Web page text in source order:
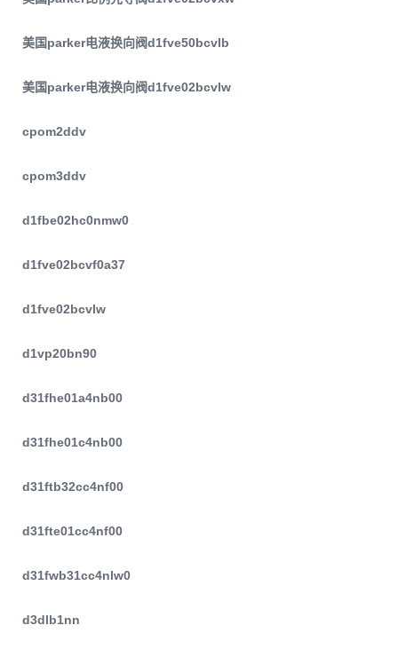
美国parker电液换向阀d1fve50bcvlb
美国parker电液换向阀d1fve02bcvlw
cpom2ddv
cpom3ddv
d1fbe02hc0nmw0
d1fve02bcvf0a37
d1fve02bcvlw
d1vp20bn90
d31fhe01a4nb00
d31fhe01c4nb00
d31ftb32cc4nf00
d31fte01cc4nf00
d31fwb31cc4nlw0
d3dlb1nn